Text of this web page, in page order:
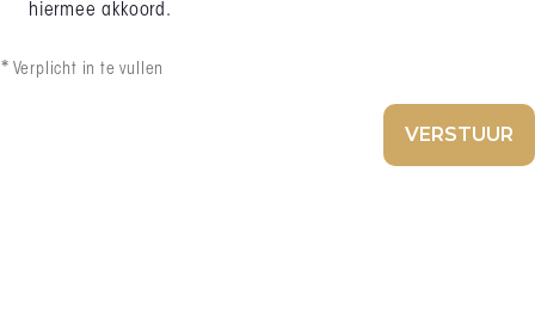
hiermee akkoord.
* Verplicht in te vullen
VERSTUUR